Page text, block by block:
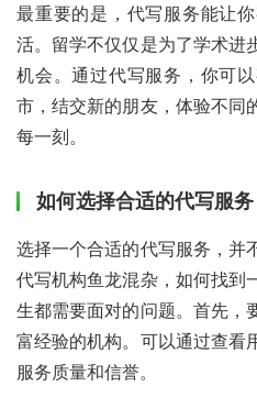
最重要的是，代写服务能让
活。留学不仅仅是为了学术进
机会。通过代写服务，你可
市，结交新的朋友，体验不同
每一刻。
如何选择合适的代写服务
选择一个合适的代写服务，并
代写机构鱼龙混杂，如何找到
生都需要面对的问题。首先，
富经验的机构。可以通过查看
服务质量和信誉。